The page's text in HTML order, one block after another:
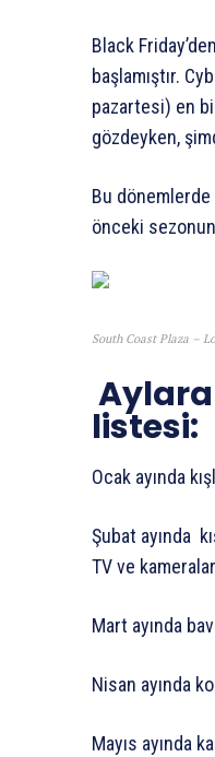
Black
başlamıştır.
pazartesi) en
gözdeyken,
Bu
önceki
South Coast Plaza –
listesi:
Ocak ayında
Şubat ayında
TV ve
Mart ayında
Nisan ayında
Mayıs ayında